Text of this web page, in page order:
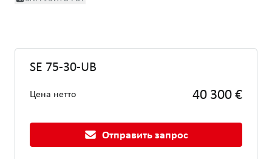
SE 75-30-UB
Цена нетто 40 300 €
Отправить запрос